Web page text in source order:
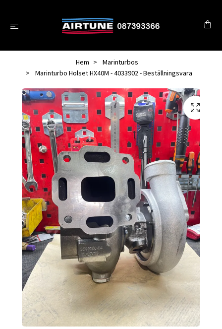
Hem
Marinturbos
Marinturbo Holset HX40M - 4033902 - Beställningsvara